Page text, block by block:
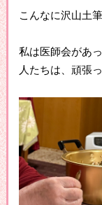
こんなに沢山土
私は医師会があ
人たちは、頑張